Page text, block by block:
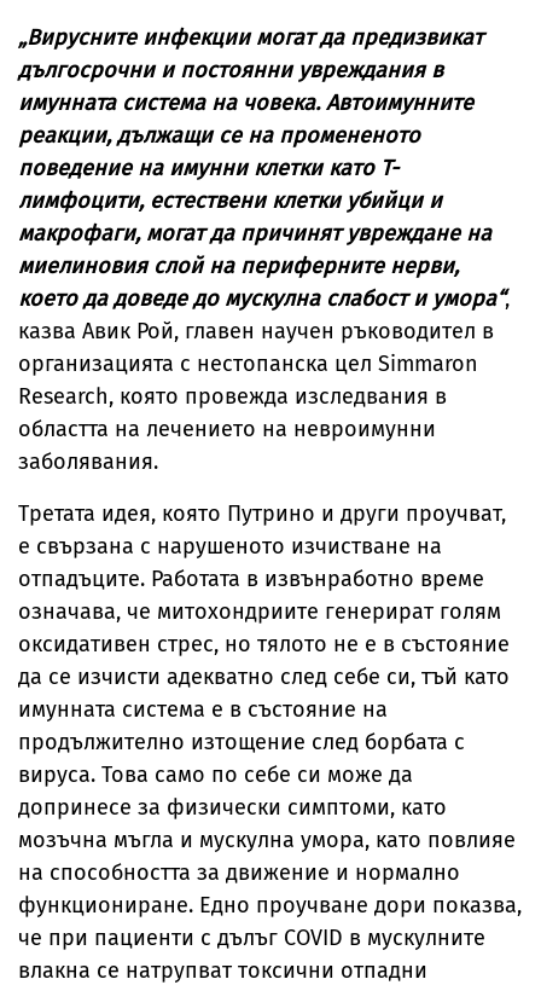
„Вирусните инфекции могат да предизвикат
дългосрочни и постоянни увреждания в
имунната система на човека. Автоимунните
реакции, дължащи се на промененото
поведение на имунни клетки като Т-
лимфоцити, естествени клетки убийци и
макрофаги, могат да причинят увреждане на
миелиновия слой на периферните нерви,
което да доведе до мускулна слабост и умора“,
казва Авик Рой, главен научен ръководител в
организацията с нестопанска цел Simmaron
Research, която провежда изследвания в
областта на лечението на невроимунни
заболявания.
Третата идея, която Путрино и други проучват,
е свързана с нарушеното изчистване на
отпадъците. Работата в извънработно време
означава, че митохондриите генерират голям
оксидативен стрес, но тялото не е в състояние
да се изчисти адекватно след себе си, тъй като
имунната система е в състояние на
продължително изтощение след борбата с
вируса. Това само по себе си може да
допринесе за физически симптоми, като
мозъчна мъгла и мускулна умора, като повлияе
на способността за движение и нормално
функциониране. Едно проучване дори показва,
че при пациенти с дълъг COVID в мускулните
влакна се натрупват токсични отпадни